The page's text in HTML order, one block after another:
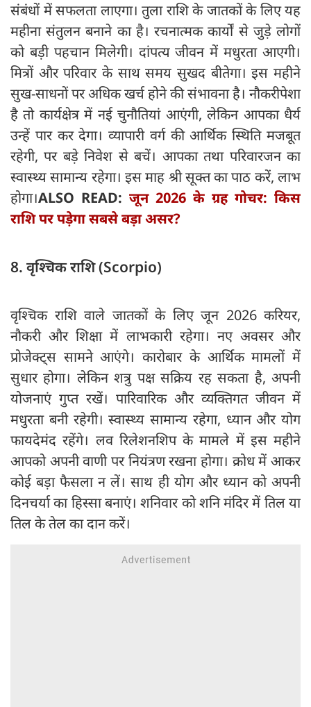
संबंधों में सफलता लाएगा। तुला राशि के जातकों के लिए यह
महीना संतुलन बनाने का है। रचनात्मक कार्यों से जुड़े लोगों
को बड़ी पहचान मिलेगी। दांपत्य जीवन में मधुरता आएगी।
मित्रों और परिवार के साथ समय सुखद बीतेगा। इस महीने
सुख-साधनों पर अधिक खर्च होने की संभावना है। नौकरीपेशा
है तो कार्यक्षेत्र में नई चुनौतियां आएंगी, लेकिन आपका धैर्य
उन्हें पार कर देगा। व्यापारी वर्ग की आर्थिक स्थिति मजबूत
रहेगी, पर बड़े निवेश से बचें। आपका तथा परिवारजन का
स्वास्थ्य सामान्य रहेगा। इस माह श्री सूक्त का पाठ करें, लाभ
होगा।ALSO READ: जून 2026 के ग्रह गोचर: किस
राशि पर पड़ेगा सबसे बड़ा असर?
8. वृश्चिक राशि (Scorpio)
वृश्चिक राशि वाले जातकों के लिए जून 2026 करियर,
नौकरी और शिक्षा में लाभकारी रहेगा। नए अवसर और
प्रोजेक्ट्स सामने आएंगे। कारोबार के आर्थिक मामलों में
सुधार होगा। लेकिन शत्रु पक्ष सक्रिय रह सकता है, अपनी
योजनाएं गुप्त रखें। पारिवारिक और व्यक्तिगत जीवन में
मधुरता बनी रहेगी। स्वास्थ्य सामान्य रहेगा, ध्यान और योग
फायदेमंद रहेंगे। लव रिलेशनशिप के मामले में इस महीने
आपको अपनी वाणी पर नियंत्रण रखना होगा। क्रोध में आकर
कोई बड़ा फैसला न लें। साथ ही योग और ध्यान को अपनी
दिनचर्या का हिस्सा बनाएं। शनिवार को शनि मंदिर में तिल या
तिल के तेल का दान करें।